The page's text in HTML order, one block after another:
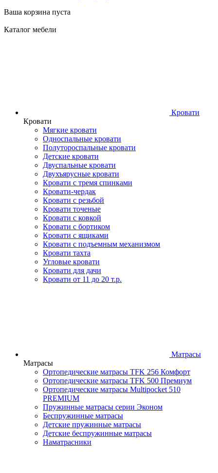
Ваша корзина пуста
Каталог мебели
Кровати
Кровати
Мягкие кровати
Односпальные кровати
Полутороспальные кровати
Детские кровати
Двуспальные кровати
Двухъярусные кровати
Кровати с тремя спинками
Кровати-чердак
Кровати с резьбой
Кровати точеные
Кровати с ковкой
Кровати с бортиком
Кровати с ящиками
Кровати с подъемным механизмом
Кровати тахта
Угловые кровати
Кровати для дачи
Кровати от 11 до 20 т.р.
Матрасы
Матрасы
Ортопедические матрасы TFK 256 Комфорт
Ортопедические матрасы TFK 500 Премиум
Ортопедические матрасы Multipocket 510
PREMIUM
Пружинные матрасы серии Эконом
Беспружинные матрасы
Детские пружинные матрасы
Детские беспружинные матрасы
Наматрасники